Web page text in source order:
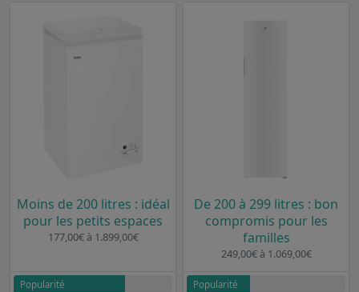
Moins de 200 litres : idéal
pour les petits espaces
177,00€ à 1.899,00€
Popularité
De 200 à 299 litres : bon
compromis pour les
familles
249,00€ à 1.069,00€
Popularité